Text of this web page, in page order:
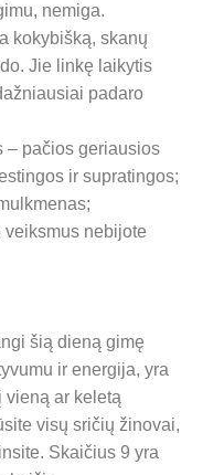
nemiga.
kokybišką, skanų
Jie linkę laikytis
padaro
– pačios geriausios
ir supratingos;
veiksmus nebijote
šią dieną gimę
ir energija, yra
vieną ar keletą
visų sričių žinovai,
Skaičius 9 yra